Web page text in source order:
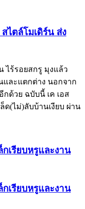
ไตล์โมเดิร์น ส่ง
ไร้รอยสกรู มุงแล้ว
และแตกต่าง นอกจาก
กด้วย ฉบับนี้ เค เอส
ด(ไม่)ลับบ้านเงียบ ผ่าน
เรียบหรูและงาน
เรียบหรูและงาน